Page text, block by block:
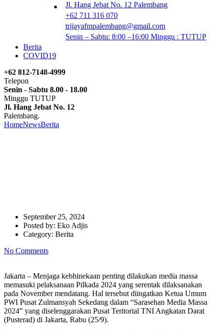
Jl. Hang Jebat No. 12 Palembang
+62 711 316 070
trijayafmpalembang@gmail.com
Senin – Sabtu: 8:00 –16:00 Minggu : TUTUP
Berita
COVID19
+62 812-7148-4999
Telepon
Senin - Sabtu 8.00 - 18.00
Minggu TUTUP
Jl. Hang Jebat No. 12
Palembang.
HomeNewsBerita
September 25, 2024
Posted by: Eko Adjis
Category: Berita
No Comments
Jakarta – Menjaga kebhinekaan penting dilakukan media massa
memasuki pelaksanaan Pilkada 2024 yang serentak dilaksanakan
pada November mendatang. Hal tersebut diingatkan Ketua Umum
PWI Pusat Zulmansyah Sekedang dalam “Sarasehan Media Massa
2024” yang diselenggarakan Pusat Teritorial TNI Angkatan Darat
(Pusterad) di Jakarta, Rabu (25/9).